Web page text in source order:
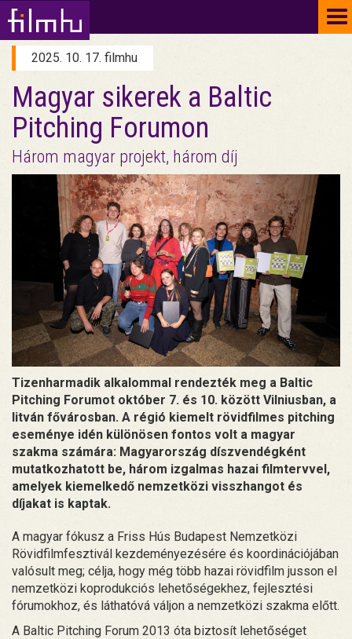
2025. 10. 17. filmhu
Magyar sikerek a Baltic
Pitching Forumon
Három magyar projekt, három díj
Tizenharmadik alkalommal rendezték meg a Baltic
Pitching Forumot október 7. és 10. között Vilniusban, a
litván fővárosban. A régió kiemelt rövidfilmes pitching
eseménye idén különösen fontos volt a magyar
szakma számára: Magyarország díszvendégként
mutatkozhatott be, három izgalmas hazai filmtervvel,
amelyek kiemelkedő nemzetközi visszhangot és
díjakat is kaptak.
A magyar fókusz a Friss Hús Budapest Nemzetközi
Rövidfilmfesztivál kezdeményezésére és koordinációjában
valósult meg; célja, hogy még több hazai rövidfilm jusson el
nemzetközi koprodukciós lehetőségekhez, fejlesztési
fórumokhoz, és láthatóvá váljon a nemzetközi szakma előtt.
A Baltic Pitching Forum 2013 óta biztosít lehetőséget